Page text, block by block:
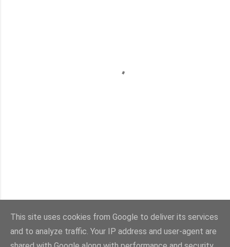
Con la tecnología de Blogger
This site uses cookies from Google to deliver its services
and to analyze traffic. Your IP address and user-agent are